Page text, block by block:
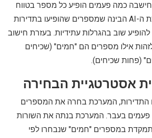
חישבה כמה פעמים הופיע כל מספר בטווח
שבין 1 ל-37. מערכת ה-AI הבינה שמספרים שהופיעו בתדירות
שוב בהגרלות עתידיות. בעזרת חישוב
אילו מספרים הם "חמים" (שכיחים
(פחות שכיחים).
התדירות, המערכת בחרה את המספרים
פעמים בעבר. המערכת בנתה את השורות
במספרים "חמים" שנבחרו לפי